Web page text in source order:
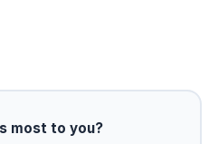
most to you?